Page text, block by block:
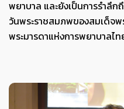
พยาบาล และยังเป็นการรำลึก
วันพระราชสมภพของสมเด็จ
พระมารดาแห่งการพยาบาลไท